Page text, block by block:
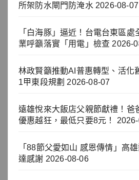
所架防水閘門防淹水 2026-08-07
「白海豚」逼近！台電台東區
業呼籲落實「用電」檢查 2026-
林政賢籲推動AI普惠轉型、活
1甲東段規劃 2026-08-07
遠雄悅來大飯店父親節獻禮！爸
優惠越狂，最低只要8元！
「88節父愛如山 感恩傳情」高
達感謝 2026-08-06